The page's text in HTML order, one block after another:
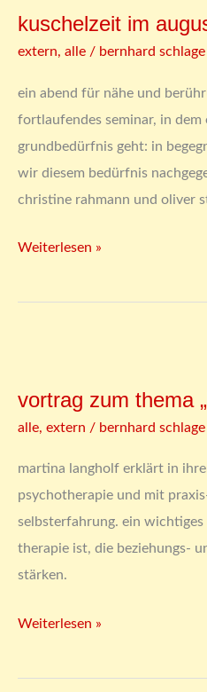
kuschelzeit im
extern, alle / bernhard schlage
ein abend für nähe und
fortlaufendes seminar, in dem
grundbedürfnis geht: in
wir diesem bedürfnis
christine rahmann und oliver
august
Weiterlesen »
vortrag zum thema
alle, extern / bernhard schlage
martina langholf erklärt in
psychotherapie und mit
selbsterfahrung. ein
therapie ist, die beziehungs-
stärken.
thema
„bonding“
Weiterlesen »